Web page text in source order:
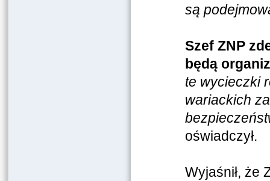
są
Szef ZNP
będą
te wycieczki
wariackich
oświadczył.
Wyjaśnił, że